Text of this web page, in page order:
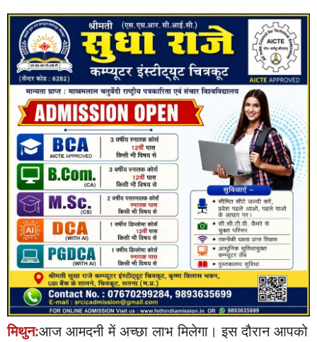
मिथुन:आज आमदनी में अच्छा लाभ मिलेगा। इस दौरान आपको